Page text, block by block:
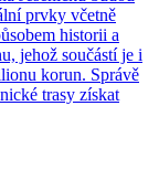
prvky včetně
historii a
jehož součástí je i
korun. Správě
trasy získat